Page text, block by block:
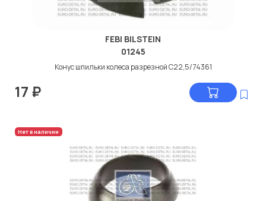
FEBI BILSTEIN
01245
Конус шпильки колеса разрезной С22,5/74361
17 ₽
Нет в наличии